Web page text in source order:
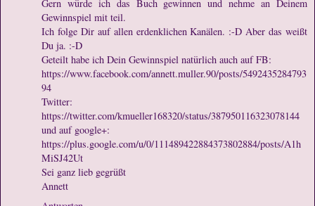
Gern würde ich das Buch gewinnen und nehme an Deinem
Gewinnspiel mit teil.
Ich folge Dir auf allen erdenklichen Kanälen. :-D Aber das weißt
Du ja. :-D
Geteilt habe ich Dein Gewinnspiel natürlich auch auf FB:
https://www.facebook.com/annett.muller.90/posts/5492435284793
94
Twitter:
https://twitter.com/kmueller168320/status/387950116323078144
und auf google+:
https://plus.google.com/u/0/111489422884373802884/posts/A1h
MiSJ42Ut
Sei ganz lieb gegrüßt
Annett